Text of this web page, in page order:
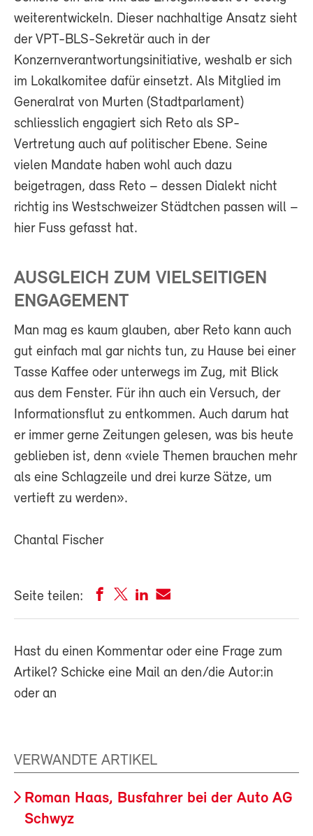
weiterentwickeln. Dieser nachhaltige Ansatz sieht
der VPT-BLS-Sekretär auch in der
Konzernverantwortungsinitiative, weshalb er sich
im Lokalkomitee dafür einsetzt. Als Mitglied im
Generalrat von Murten (Stadtparlament)
schliesslich engagiert sich Reto als SP-
Vertretung auch auf politischer Ebene. Seine
vielen Mandate haben wohl auch dazu
beigetragen, dass Reto – dessen Dialekt nicht
richtig ins Westschweizer Städtchen passen will –
hier Fuss gefasst hat.
AUSGLEICH ZUM VIELSEITIGEN
ENGAGEMENT
Man mag es kaum glauben, aber Reto kann auch
gut einfach mal gar nichts tun, zu Hause bei einer
Tasse Kaffee oder unterwegs im Zug, mit Blick
aus dem Fenster. Für ihn auch ein Versuch, der
Informationsflut zu entkommen. Auch darum hat
er immer gerne Zeitungen gelesen, was bis heute
geblieben ist, denn «viele Themen brauchen mehr
als eine Schlagzeile und drei kurze Sätze, um
vertieft zu werden».
Chantal Fischer
Seite teilen:
Hast du einen Kommentar oder eine Frage zum
Artikel? Schicke eine Mail an den/die Autor:in
oder an
VERWANDTE ARTIKEL
Roman Haas, Busfahrer bei der Auto AG
Schwyz